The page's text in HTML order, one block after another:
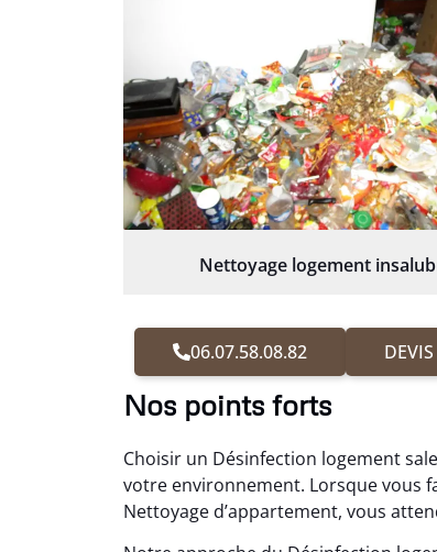
Nettoyage logement
06.07.58.08.82
Nos points forts
Choisir un Désinfection logement
votre environnement. Lorsque vous
Nettoyage d’appartement, vous